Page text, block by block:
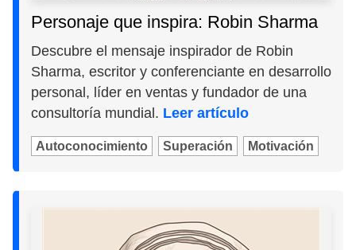
Personaje que inspira: Robin Sharma
Descubre el mensaje inspirador de Robin
Sharma, escritor y conferenciante en desarrollo
personal, líder en ventas y fundador de una
consultoría mundial. Leer artículo
Autoconocimiento Superación Motivación